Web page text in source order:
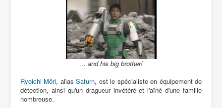
… and his big brother!
Ryoichi Môri, aliasSaturn, est le spécialiste en équipement de
détection, ainsi qu'un dragueur invétéré et l'aîné d'une famille
nombreuse.